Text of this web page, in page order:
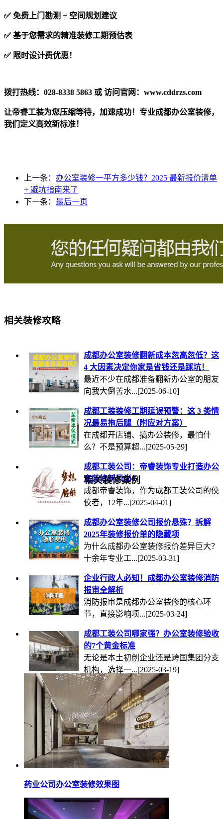
✅ 免费上门勘测 + 空间规划建议
✅ 基于您需求的精准装修工期预估表
✅ 限时设计费优惠！
拨打热线：028-8338 5863 或 访问官网：www.cddrzs.com
让帝睿工装为您压缩等待，加速成功！专业成都办公室装修，
我们定义高效新标准！
上一条： 办公室装修一平方多少钱？2025 最新报价清单
+ 避坑指南来了
下一条： 最后一页
相关装修攻略
成都办公室装修翻新成本忽高忽低？这
4 大因素决定你家是省钱还是踩坑！
最近不少在成都准备翻新办公室的朋友
向我大倒苦水...[2025-06-10]
成都工装装修工期延误预警：这 3 类情
况最易拖后腿（附应对方案）
在成都开店铺、搞办公装修，最怕什
么？不是预算超...[2025-05-29]
成都工装公司：帝睿装饰专业打造办公
室装修新风尚！
成都帝睿装饰，作为成都工装公司的佼
佼者，12年...[2025-04-01]
成都办公室装修公司报价悬殊？拆解
2025年装修报价单的隐藏项
为什么成都办公室装修报价差异巨大？
十余年专业工...[2025-03-31]
企业行政人必知！成都办公室装修消防
报审全解析
消防报审是成都办公室装修的核心环
节，直接影响项...[2025-03-24]
成都工装公司哪家强？办公室装修验收
的7个黄金标准
无论是本土初创企业还是跨国集团分支
机构，选择一...[2025-03-19]
相关装修案例
药业公司办公室装修效果图